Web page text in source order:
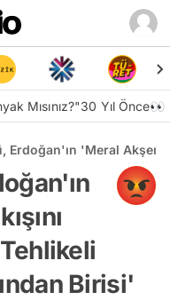
Mısınız?"30 Yıl Önce👀
Erdoğan'ın 'Meral
Birisi'